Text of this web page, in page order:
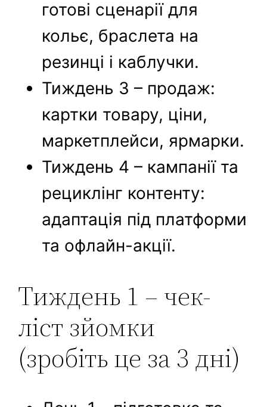
готові сценарії для
кольє, браслета на
резинці і каблучки.
Тиждень 3 – продаж:
картки товару, ціни,
маркетплейси, ярмарки.
Тиждень 4 – кампанії та
рециклінг контенту:
адаптація під платформи
та офлайн-акції.
Тиждень 1 – чек-
ліст зйомки
(зробіть це за 3 дні)